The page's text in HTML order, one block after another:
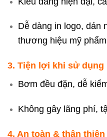
Dễ dàng in logo, dán
thương hiệu mỹ
3. Tiện lợi khi sử dụng
Bơm đều đặn, dễ
Không gây lãng phí,
4. An toàn & thân